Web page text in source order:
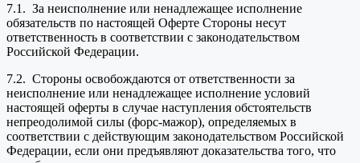
7.1. За неисполнение или ненадлежащее исполнение
обязательств по настоящей Оферте Стороны несут
ответственность в соответствии с законодательством
Российской Федерации.
7.2. Стороны освобождаются от ответственности за
неисполнение или ненадлежащее исполнение условий
настоящей оферты в случае наступления обстоятельств
непреодолимой силы (форс-мажор), определяемых в
соответствии с действующим законодательством Российской
Федерации, если они предъявляют доказательства того, что